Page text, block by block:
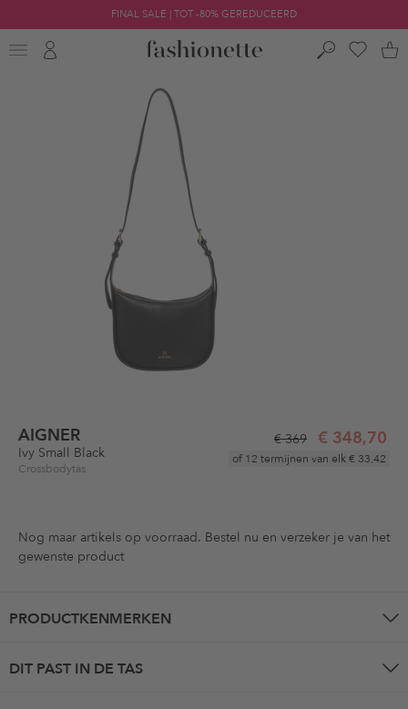
FINAL SALE | TOT -80% GEREDUCEERD
AIGNER
Ivy Small Black
Crossbodytas
€ 369 € 348,70
of 12 termijnen van elk€ 33,42
Nog maar artikels op voorraad. Bestel nu en verzeker je van het
gewenste product
PRODUCTKENMERKEN
DIT PAST IN DE TAS